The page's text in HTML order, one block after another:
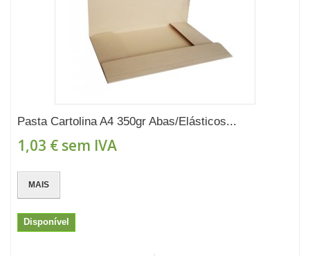
Pasta Cartolina A4 350gr Abas/Elásticos...
1,03 € sem IVA
MAIS
Disponível